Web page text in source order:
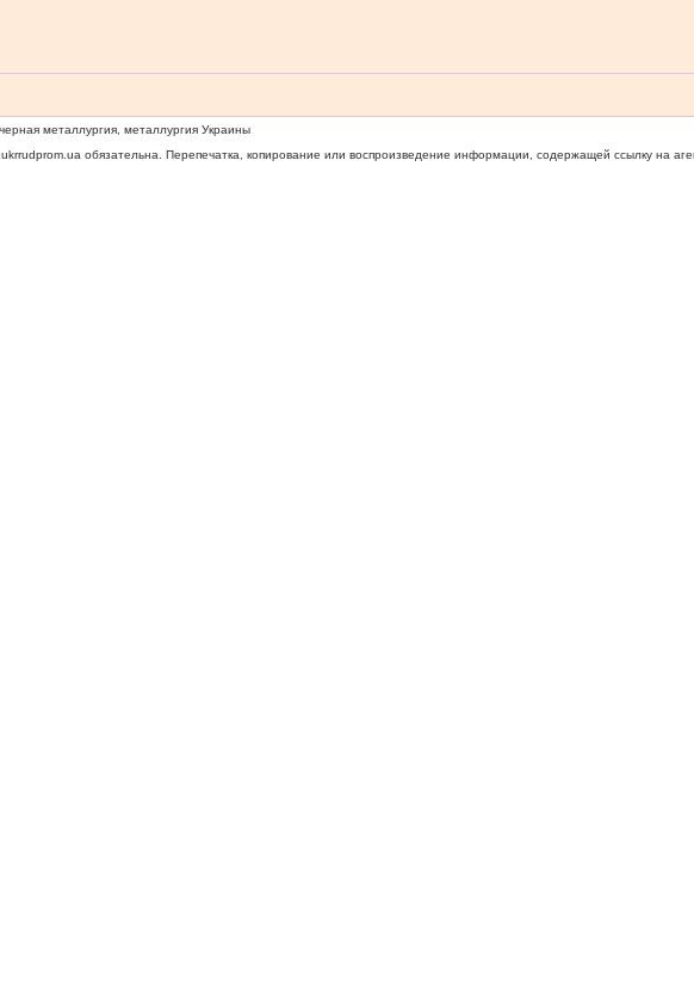
металлургия, металлургия Украины
обязательна. Перепечатка, копирование или воспроизведение информации, содержащей ссылку на